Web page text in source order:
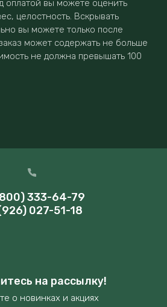
оплатой вы можете оценить
целостность. Вскрывать
вы можете только после
может содержать не больше
не должна превышать 100
333-64-79
027-51-18
на рассылку!
о новинках и акциях